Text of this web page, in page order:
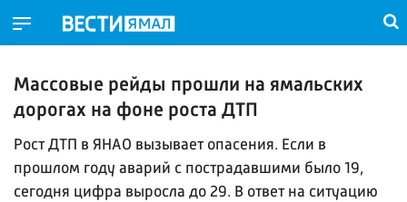
Массовые рейды прошли на ямальских
дорогах на фоне роста ДТП
Рост ДТП в ЯНАО вызывает опасения. Если в
прошлом году аварий с пострадавшими было 19,
сегодня цифра выросла до 29. В ответ на ситуацию